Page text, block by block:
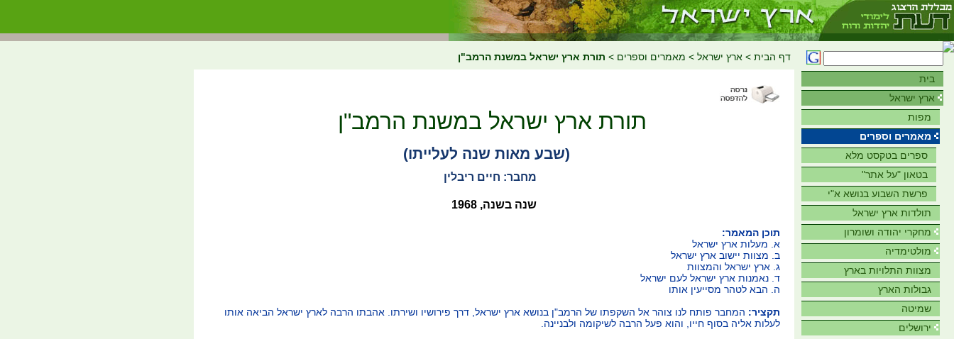
בית
ארץ ישראל
מפות
מאמרים וספרים
ספרים בטקסט מלא
בטאון "על אתר"
פרשת השבוע בנושא א"י
תולדות ארץ ישראל
מחקרי יהודה ושומרון
מולטימדיה
מצוות התלויות בארץ
גבולות הארץ
שמיטה
ירושלים
דף הבית > ארץ ישראל > מאמרים וספרים > תורת ארץ ישראל במשנת הרמב"ן
תורת ארץ ישראל במשנת הרמב"ן
(שבע מאות שנה לעלייתו)
מחבר: חיים ריבלין
שנה בשנה, 1968
תוכן המאמר:
א. מעלות ארץ ישראל
ב. מצוות יישוב ארץ ישראל
ג. ארץ ישראל והמצוות
ד. נאמנות ארץ ישראל לעם ישראל
ה. הבא לטהר מסייעין אותו
תקציר: המחבר פותח לנו צוהר אל השקפתו של הרמב"ן בנושא ארץ ישראל, דרך פירושיו ושירתו. אהבתו הרבה לארץ ישראל הביאה אותו
לעלות אליה בסוף חייו, והוא פעל הרבה לשיקומה ולבניינה.